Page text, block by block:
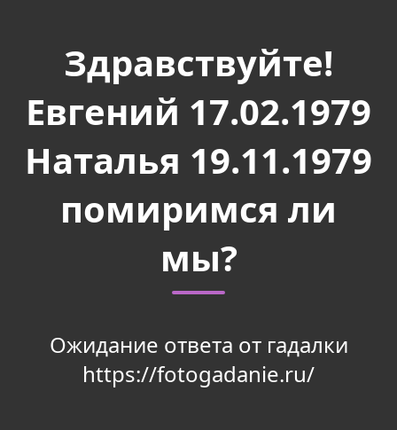
Здравствуйте!
Евгений 17.02.1979
Наталья 19.11.1979
помиримся ли
мы?
Ожидание ответа от гадалки
https://fotogadanie.ru/